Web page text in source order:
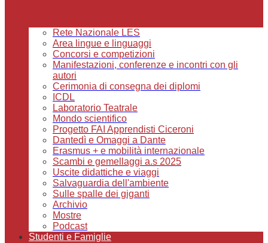
Rete Nazionale LES
Area lingue e linguaggi
Concorsi e competizioni
Manifestazioni, conferenze e incontri con gli
autori
Cerimonia di consegna dei diplomi
ICDL
Laboratorio Teatrale
Mondo scientifico
Progetto FAI Apprendisti Ciceroni
Dantedì e Omaggi a Dante
Erasmus + e mobilità internazionale
Scambi e gemellaggi a.s 2025
Uscite didattiche e viaggi
Salvaguardia dell'ambiente
Sulle spalle dei giganti
Archivio
Mostre
Podcast
Studenti e Famiglie